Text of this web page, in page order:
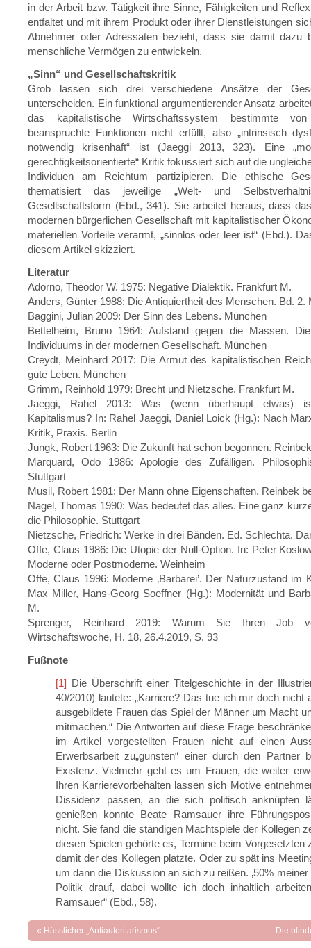
in der Arbeit bzw. Tätigkeit ihre Sinne, Fähigkeiten und
entfaltet und mit ihrem Produkt oder ihrer Dienstleistungen
Abnehmer oder Adressaten bezieht, dass sie damit dazu
menschliche Vermögen zu entwickeln.
„Sinn“ und Gesellschaftskritik
Grob lassen sich drei verschiedene Ansätze der
unterscheiden. Ein funktional argumentierender Ansatz
das kapitalistische Wirtschaftssystem bestimmte
beanspruchte Funktionen nicht erfüllt, also „intrinsisch
notwendig krisenhaft“ ist (Jaeggi 2013, 323). Eine
gerechtigkeitsorientierte“ Kritik fokussiert sich auf die
Individuen am Reichtum partizipieren. Die ethische
thematisiert das jeweilige „Welt- und
Gesellschaftsform (Ebd., 341). Sie arbeitet heraus, dass
modernen bürgerlichen Gesellschaft mit kapitalistischer
materiellen Vorteile verarmt, „sinnlos oder leer ist“ (Ebd.).
diesem Artikel skizziert.
Literatur
Adorno, Theodor W. 1975: Negative Dialektik. Frankfurt M.
Anders, Günter 1988: Die Antiquiertheit des Menschen. Bd. 2.
Baggini, Julian 2009: Der Sinn des Lebens. München
Bettelheim, Bruno 1964: Aufstand gegen die Massen.
Individuums in der modernen Gesellschaft. München
Creydt, Meinhard 2017: Die Armut des kapitalistischen
gute Leben. München
Grimm, Reinhold 1979: Brecht und Nietzsche. Frankfurt M.
Jaeggi, Rahel 2013: Was (wenn überhaupt etwas)
Kapitalismus? In: Rahel Jaeggi, Daniel Loick (Hg.): Nach
Kritik, Praxis. Berlin
Jungk, Robert 1963: Die Zukunft hat schon begonnen.
Marquard, Odo 1986: Apologie des Zufälligen.
Stuttgart
Musil, Robert 1981: Der Mann ohne Eigenschaften. Reinbek
Nagel, Thomas 1990: Was bedeutet das alles. Eine ganz
die Philosophie. Stuttgart
Nietzsche, Friedrich: Werke in drei Bänden. Ed. Schlechta.
Offe, Claus 1986: Die Utopie der Null-Option. In: Peter
Moderne oder Postmoderne. Weinheim
Offe, Claus 1996: Moderne ‚Barbarei’. Der Naturzustand im
Max Miller, Hans-Georg Soeffner (Hg.): Modernität und
M.
Sprenger, Reinhard 2019: Warum Sie Ihren Job
Wirtschaftswoche, H. 18, 26.4.2019, S. 93
Fußnote
[1] Die Überschrift einer Titelgeschichte in der
40/2010) lautete: „Karriere? Das tue ich mir doch nicht
ausgebildete Frauen das Spiel der Männer um Macht
mitmachen.“ Die Antworten auf diese Frage
im Artikel vorgestellten Frauen nicht auf einen
Erwerbsarbeit zu„gunsten“ einer durch den Partner
Existenz. Vielmehr geht es um Frauen, die weiter
Ihren Karrierevorbehalten lassen sich Motive
Dissidenz passen, an die sich politisch anknüpfen
genießen konnte Beate Ramsauer ihre
nicht. Sie fand die ständigen Machtspiele der Kollegen
diesen Spielen gehörte es, Termine beim Vorgesetzten
damit der des Kollegen platzte. Oder zu spät ins
um dann die Diskussion an sich zu reißen. ‚50% meiner
Politik drauf, dabei wollte ich doch inhaltlich
Ramsauer“ (Ebd., 58).
« Hässlicher „Antiautoritarismus“ Die